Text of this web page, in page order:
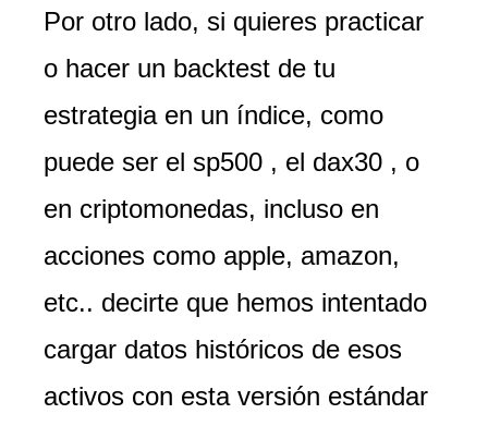
Por otro lado, si quieres practicar
o hacer un backtest de tu
estrategia en un índice, como
puede ser el sp500 , el dax30 , o
en criptomonedas, incluso en
acciones como apple, amazon,
etc.. decirte que hemos intentado
cargar datos históricos de esos
activos con esta versión estándar